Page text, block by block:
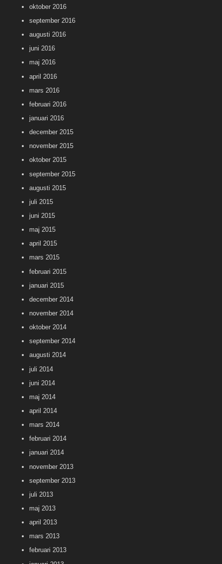
oktober 2016
september 2016
augusti 2016
juni 2016
maj 2016
april 2016
mars 2016
februari 2016
januari 2016
december 2015
november 2015
oktober 2015
september 2015
augusti 2015
juli 2015
juni 2015
maj 2015
april 2015
mars 2015
februari 2015
januari 2015
december 2014
november 2014
oktober 2014
september 2014
augusti 2014
juli 2014
juni 2014
maj 2014
april 2014
mars 2014
februari 2014
januari 2014
november 2013
september 2013
juli 2013
maj 2013
april 2013
mars 2013
februari 2013